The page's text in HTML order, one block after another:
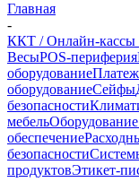
Главная
-
ККТ / Онлайн-кассы
ВесыPOS-периферия
оборудование
оборудованиеСейфы
безопасности
мебель
обеспечение
безопасности
продуктовЭтикет-